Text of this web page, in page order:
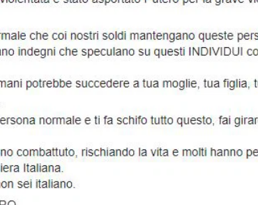
SOCIAL NETWORK
ENERGIA